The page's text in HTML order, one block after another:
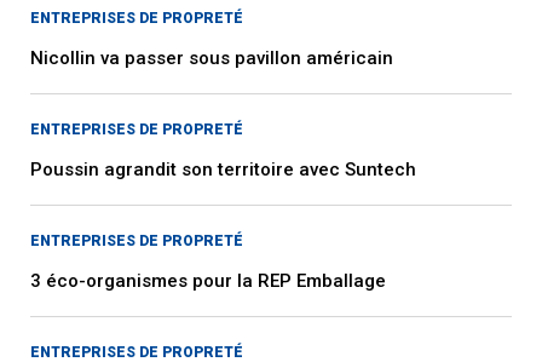
ENTREPRISES DE PROPRETÉ
Nicollin va passer sous pavillon américain
ENTREPRISES DE PROPRETÉ
Poussin agrandit son territoire avec Suntech
ENTREPRISES DE PROPRETÉ
3 éco-organismes pour la REP Emballage
ENTREPRISES DE PROPRETÉ